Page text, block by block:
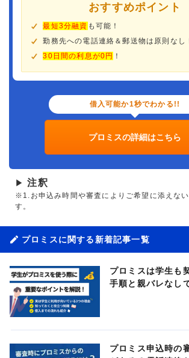
おすすめポイント
最短3分融資 も可能！
勤務先への電話連絡＆郵送物は原則なし
30日間の利息が0円 ！
借入可能か1秒でわかる!!
プロミスの詳細はこちら
▶ 注釈
※1.お申込み時間や審査によりご希望に添えな
す。
プロミスに関する新着記事一覧
プロミスは学生も
手順と親バレなし
プロミス申込時の